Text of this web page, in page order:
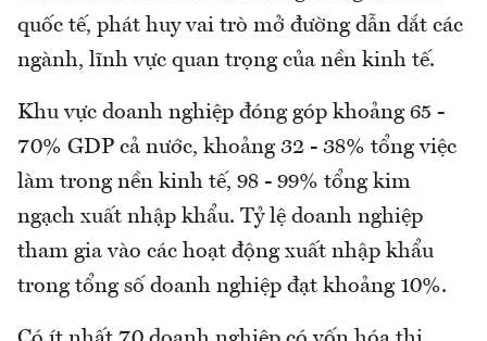
quốc tế, phát huy vai trò mở đường dẫn dắt các
ngành, lĩnh vực quan trọng của nền kinh tế.
Khu vực doanh nghiệp đóng góp khoảng 65 -
70% GDP cả nước, khoảng 32 - 38% tổng việc
làm trong nền kinh tế, 98 - 99% tổng kim
ngạch xuất nhập khẩu. Tỷ lệ doanh nghiệp
tham gia vào các hoạt động xuất nhập khẩu
trong tổng số doanh nghiệp đạt khoảng 10%.